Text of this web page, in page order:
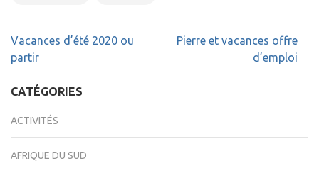
Navigation
de
Vacances d’été 2020 ou
partir
Pierre et vacances offre
d’emploi
CATÉGORIES
ACTIVITÉS
AFRIQUE DU SUD